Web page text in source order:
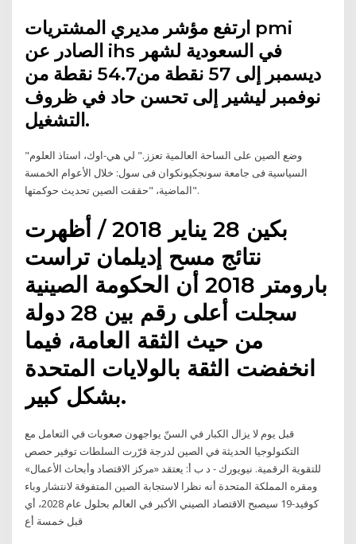
ارتفع مؤشر مديري المشتريات pmi
الصادر عن ihs في السعودية لشهر
ديسمبر إلى 57 نقطة من54.7 نقطة من
نوفمبر ليشير إلى تحسن حاد في ظروف
التشغيل.
"وضع الصين على الساحة العالمية تعزز." لي هي-اوك، استاذ العلوم
السياسية فى جامعة سونجكيونكوان فى سول: خلال الأعوام الخمسة
الماضية، "حققت الصين تحديث حوكمتها".
بكين 28 يناير 2018 / أظهرت
نتائج مسح إديلمان تراست
بارومتر 2018 أن الحكومة الصينية
سجلت أعلى رقم بين 28 دولة
من حيث الثقة العامة، فيما
انخفضت الثقة بالولايات المتحدة
بشكل كبير.
قبل يوم لا يزال الكبار في السنّ يواجهون صعوبات في التعامل مع
التكنولوجيا الحديثة في الصين لدرجة قرّرت السلطات توفير حصص
للتقوية الرقمية. نيويورك - د ب أ: يعتقد «مركز الاقتصاد وأبحاث الأعمال»
ومقره المملكة المتحدة أنه نظرا لاستجابة الصين المتفوقة لانتشار وباء
كوفيد-19 سيصبح الاقتصاد الصيني الأكبر في العالم بحلول عام 2028، أي
قبل خمسة أع